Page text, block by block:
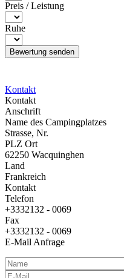
Preis / Leistung
Ruhe
Kontakt
Kontakt
Anschrift
Name des Campingplatzes
Strasse, Nr.
PLZ Ort
62250 Wacquinghen
Land
Frankreich
Kontakt
Telefon
+3332132 - 0069
Fax
+3332132 - 0069
E-Mail Anfrage